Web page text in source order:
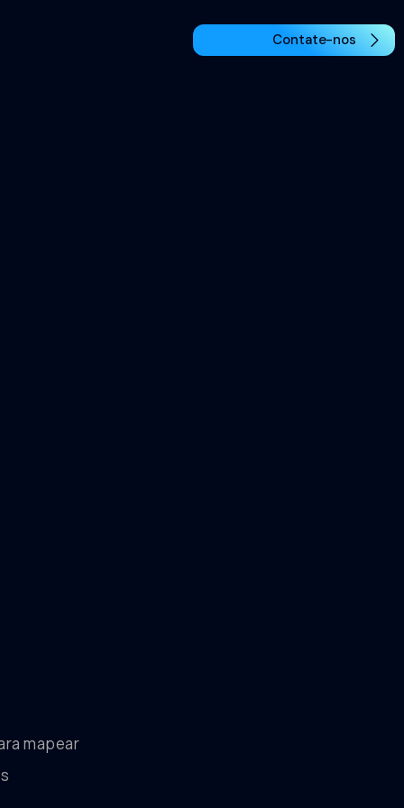
Contate-nos
mapear